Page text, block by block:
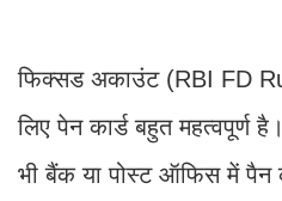
फिक्सड अकाउंट (RBI FD
लिए पेन कार्ड बहुत महत्वपूर्ण
भी बैंक या पोस्ट ऑफिस में पैन